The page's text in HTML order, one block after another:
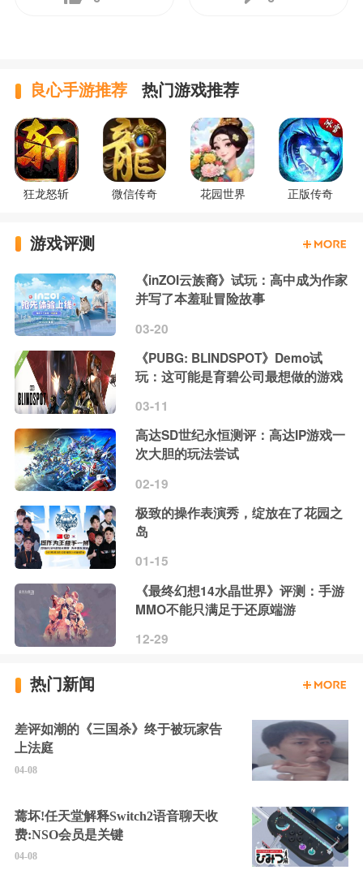
良心手游推荐 热门游戏推荐
狂龙怒斩 微信传奇 花园世界 正版传奇
游戏评测
《inZOI云族裔》试玩：高中成为作家
并写了本羞耻冒险故事
03-20
《PUBG: BLINDSPOT》Demo试
玩：这可能是育碧公司最想做的游戏
03-11
高达SD世纪永恒测评：高达IP游戏一
次大胆的玩法尝试
02-19
极致的操作表演秀，绽放在了花园之
岛
01-15
《最终幻想14水晶世界》评测：手游
MMO不能只满足于还原端游
12-29
热门新闻
差评如潮的《三国杀》终于被玩家告
上法庭
04-08
蔫坏!任天堂解释Switch2语音聊天收
费:NSO会员是关键
04-08